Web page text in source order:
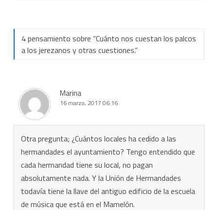
4 pensamiento sobre “Cuánto nos cuestan los palcos
a los jerezanos y otras cuestiones.”
Marina
16 marzo, 2017 06:16
Otra pregunta; ¿Cuántos locales ha cedido a las
hermandades el ayuntamiento? Tengo entendido que
cada hermandad tiene su local, no pagan
absolutamente nada. Y la Unión de Hermandades
todavía tiene la llave del antiguo edificio de la escuela
de música que está en el Mamelón.